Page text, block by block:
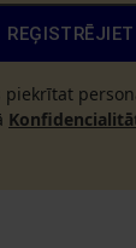
piekrītat